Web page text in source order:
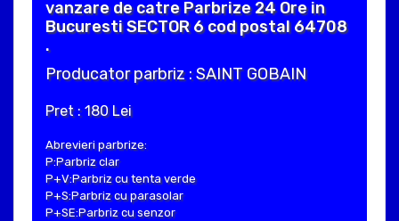
vanzare de catre Parbrize 24 Ore in
Bucuresti SECTOR 6 cod postal 64708
.
Producator parbriz : SAINT GOBAIN
Pret : 180 Lei
Abrevieri parbrize:
P:Parbriz clar
P+V:Parbriz cu tenta verde
P+S:Parbriz cu parasolar
P+SE:Parbriz cu senzor